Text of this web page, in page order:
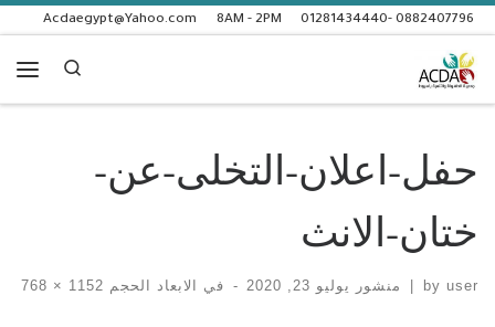
Skip to content
0882407796 -01281434440
8AM - 2PM
Acdaegypt@Yahoo.com
Search
حفل-اعلان-التخلى-عن-
ختان-الانث
by user منشور يوليو 23, 2020 - في الابعاد الحجم